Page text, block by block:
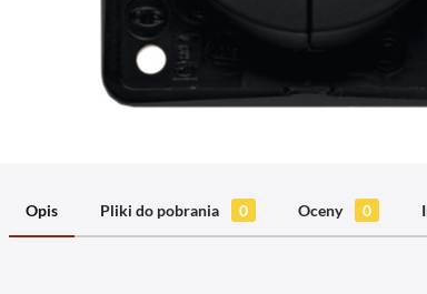
Opis Pliki do pobrania 0 Oceny 0